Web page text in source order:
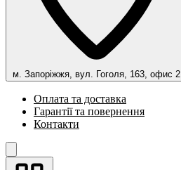
м. Запоріжжя, вул. Гоголя, 163, офис 2
Оплата та доставка
Гарантії та повернення
Контакти